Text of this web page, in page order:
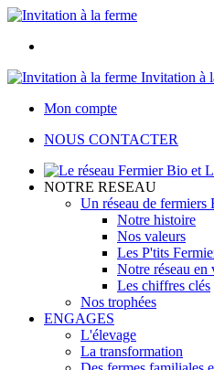
Invitation à
Mon compte
NOUS CONTACTER
NOTRE RESEAU
Un réseau de fermiers
Notre histoire
Nos valeurs
Les P'tits
Notre réseau en
Les chiffres clés
Nos trophées
ENGAGES
L'élevage
La transformation